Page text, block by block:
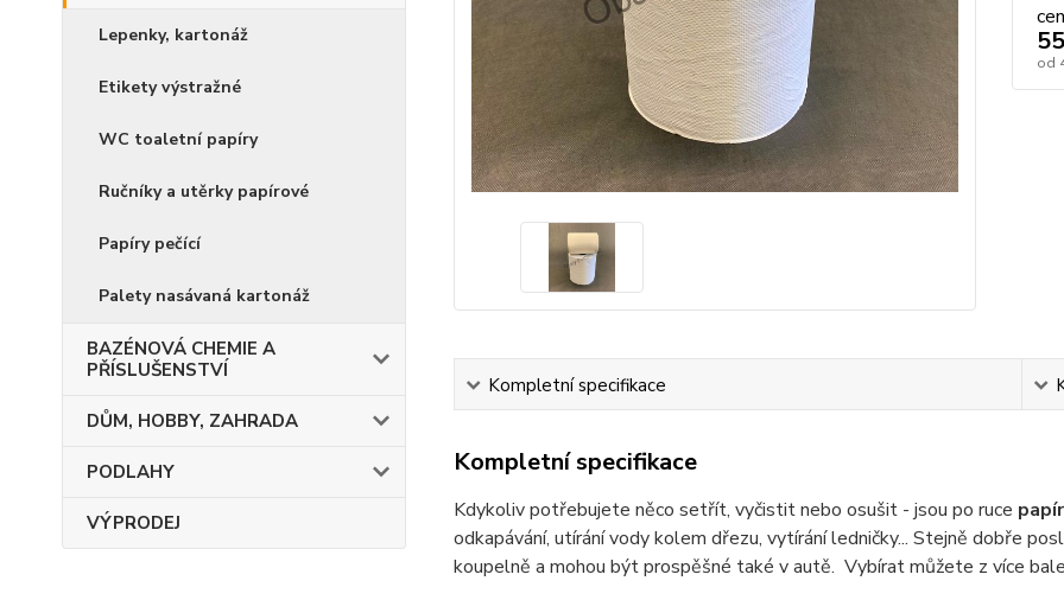
Lepenky, kartonáž
Etikety výstražné
WC toaletní papíry
Ručníky a utěrky papírové
Papíry pečící
Palety nasávaná kartonáž
BAZÉNOVÁ CHEMIE A
PŘÍSLUŠENSTVÍ
DŮM, HOBBY, ZAHRADA
PODLAHY
VÝPRODEJ
od
Kompletní specifikace
Kompletní specifikace
Kdykoliv potřebujete něco setřít, vyčistit nebo osušit - jsou po ruce
odkapávání, utírání vody kolem dřezu, vytírání ledničky... Stejně dobře
koupelně a mohou být prospěšné také v autě. Vybírat můžete z více